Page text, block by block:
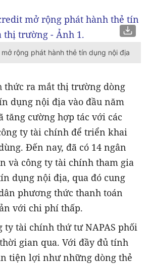
rộng phát hành thẻ tín dụng nội địa
thức ra mắt thị trường dòng
dụng nội địa vào đầu năm
tăng cường hợp tác với các
ty tài chính để triển khai
Đến nay, đã có 14 ngân
và công ty tài chính tham gia
dụng nội địa, qua đó cung
phương thức thanh toán
với chi phí thấp.
ty tài chính thứ tư NAPAS phối
gian qua. Với đầy đủ tính
tiện lợi như những dòng thẻ